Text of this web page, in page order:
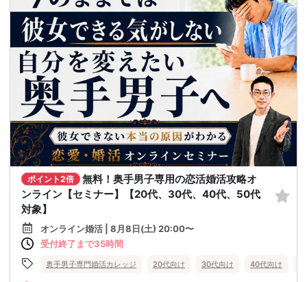
ポイント2倍
無料！奥手男子専用の恋活婚活攻略オ
ンライン【セミナー】【20代、30代、40代、50代
対象】
オンライン婚活 | 8月8日(土) 20:00〜
受付終了まで35時間
奥手男子専門婚活カレッジ 20代向け 30代向け 40代向け